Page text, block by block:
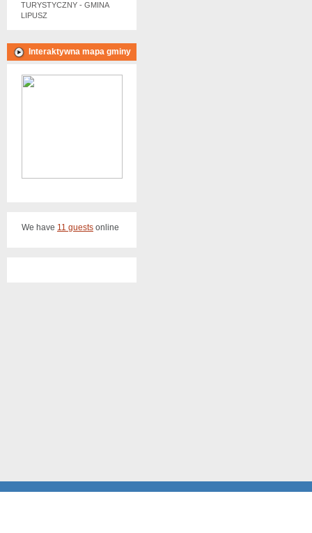
TURYSTYCZNY - GMINA
LIPUSZ
Interaktywna mapa gminy
We have 11 guests online